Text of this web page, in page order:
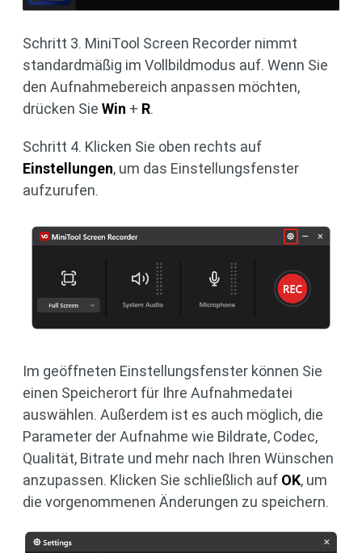
Schritt 3. MiniTool Screen Recorder nimmt
standardmäßig im Vollbildmodus auf. Wenn Sie
den Aufnahmebereich anpassen möchten,
drücken Sie Win + R.
Schritt 4. Klicken Sie oben rechts auf
Einstellungen, um das Einstellungsfenster
aufzurufen.
Im geöffneten Einstellungsfenster können Sie
einen Speicherort für Ihre Aufnahmedatei
auswählen. Außerdem ist es auch möglich, die
Parameter der Aufnahme wie Bildrate, Codec,
Qualität, Bitrate und mehr nach Ihren Wünschen
anzupassen. Klicken Sie schließlich auf OK, um
die vorgenommenen Änderungen zu speichern.